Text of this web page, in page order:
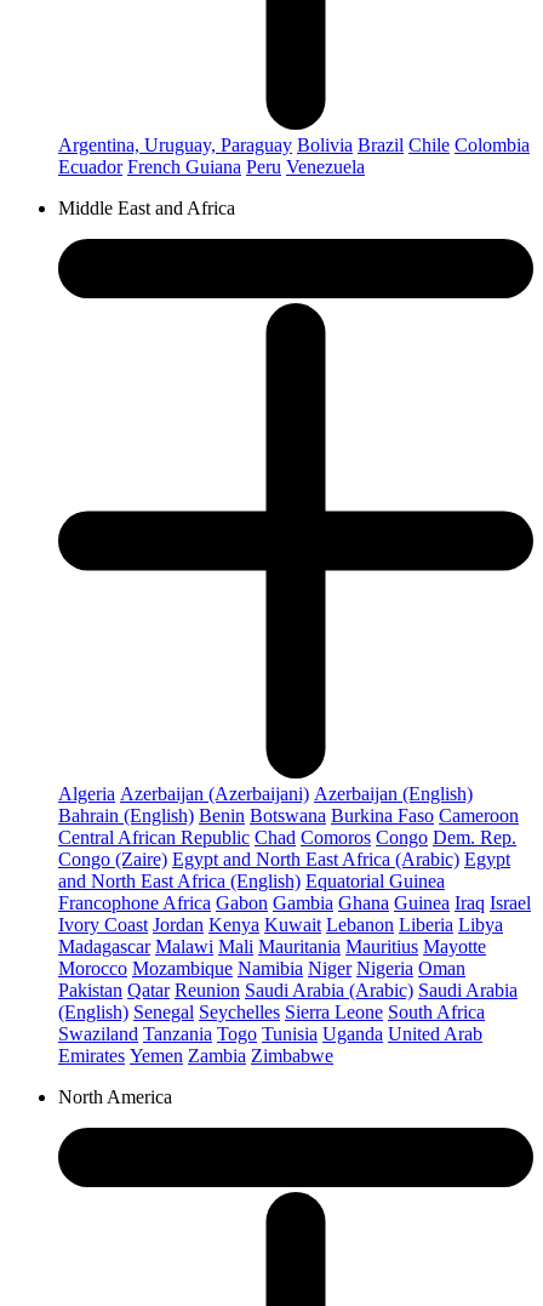
Argentina, Uruguay, Paraguay Bolivia Brazil Chile Colombia
Ecuador French Guiana Peru Venezuela
Middle East and Africa
Algeria Azerbaijan (Azerbaijani) Azerbaijan (English)
Bahrain (English) Benin Botswana Burkina Faso Cameroon
Central African Republic Chad Comoros Congo Dem. Rep.
Congo (Zaire) Egypt and North East Africa (Arabic) Egypt
and North East Africa (English) Equatorial Guinea
Francophone Africa Gabon Gambia Ghana Guinea Iraq Israel
Ivory Coast Jordan Kenya Kuwait Lebanon Liberia Libya
Madagascar Malawi Mali Mauritania Mauritius Mayotte
Morocco Mozambique Namibia Niger Nigeria Oman
Pakistan Qatar Reunion Saudi Arabia (Arabic) Saudi Arabia
(English) Senegal Seychelles Sierra Leone South Africa
Swaziland Tanzania Togo Tunisia Uganda United Arab
Emirates Yemen Zambia Zimbabwe
North America